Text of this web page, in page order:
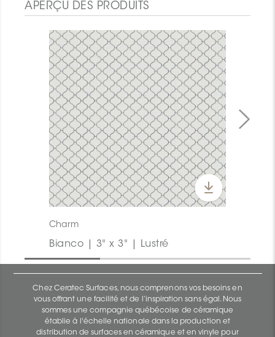
APERÇU DES PRODUITS
Charm
Bianco | 3" x 3" | Lustré
Chez Ceratec Surfaces, nous comprenons vos besoins en
vous offrant une facilité et de l’inspiration sans égal. Nous
sommes une compagnie québécoise de céramique
établie à l'échelle nationale dans la production et
distribution de surfaces en céramique et en vinyle pour